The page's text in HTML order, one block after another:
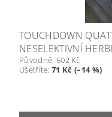
TOUCHDOWN
NESELEKTIVNÍ
Původně: 502 Kč
Ušetříte:71 Kč (–14 %)